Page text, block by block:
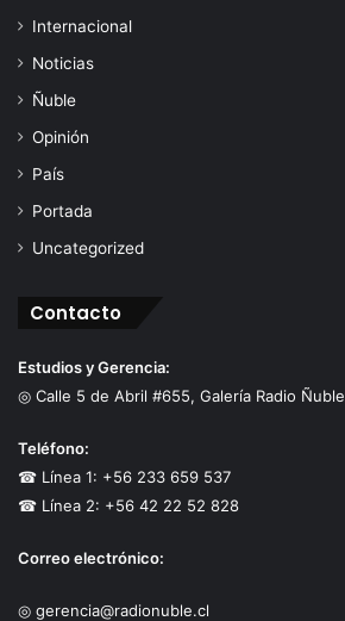
Internacional
Noticias
Ñuble
Opinión
País
Portada
Uncategorized
Contacto
Estudios y Gerencia:
◎ Calle 5 de Abril #655, Galería Radio Ñuble
Teléfono:
☎ Línea 1: +56 233 659 537
☎ Línea 2: +56 42 22 52 828
Correo electrónico:
◎ gerencia@radionuble.cl